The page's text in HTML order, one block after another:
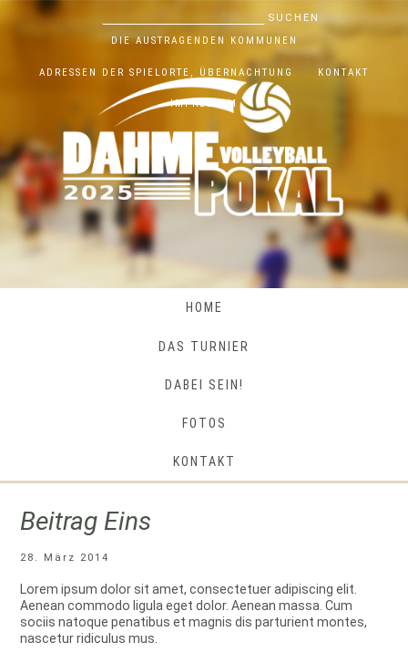
HOME
DAS TURNIER
DABEI SEIN!
FOTOS
KONTAKT
DIE AUSTRAGENDEN KOMMUNEN
ADRESSEN DER SPIELORTE, ÜBERNACHTUNG KONTAKT
IMPRESSUM
SUCHEN
Beitrag Eins
28. März 2014
Lorem ipsum dolor sit amet, consectetuer adipiscing elit.
Aenean commodo ligula eget dolor. Aenean massa. Cum
sociis natoque penatibus et magnis dis parturient montes,
nascetur ridiculus mus.